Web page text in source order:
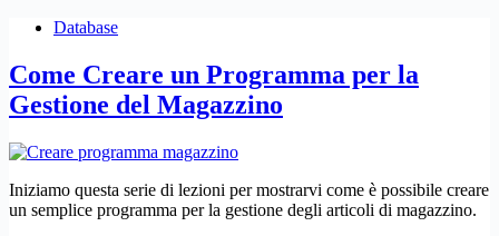
Database
Come Creare un Programma per la
Gestione del Magazzino
Iniziamo questa serie di lezioni per mostrarvi come è possibile creare
un semplice programma per la gestione degli articoli di magazzino.